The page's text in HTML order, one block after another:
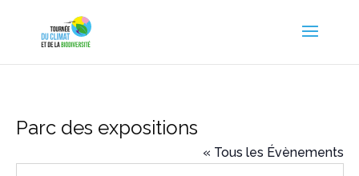
Parc des expositions
« Tous les Évènements